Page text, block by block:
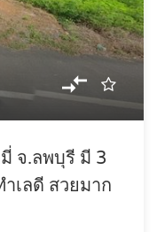
จ.ลพบุรี มี 3
เลดี สวยมาก